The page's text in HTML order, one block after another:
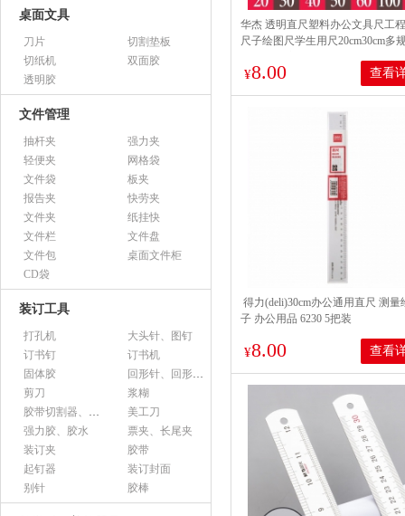
桌面文具
刀片
切割垫板
切纸机
双面胶
透明胶
文件管理
抽杆夹
强力夹
轻便夹
网格袋
文件袋
板夹
报告夹
快劳夹
文件夹
纸挂快
文件栏
文件盘
文件包
桌面文件柜
CD袋
装订工具
打孔机
大头针、图钉
订书钉
订书机
固体胶
回形针、回形针盒
剪刀
浆糊
胶带切割器、胶带座、封箱器
美工刀
强力胶、胶水
票夹、长尾夹
装订夹
胶带
起钉器
装订封面
别针
胶棒
华杰 透明直尺塑料办公文具尺工
尺子绘图尺学生用尺20cm30cm多
¥8.00 查看
得力(deli)30cm办公通用直尺 测量
子 办公用品 6230 5把装
¥8.00 查看